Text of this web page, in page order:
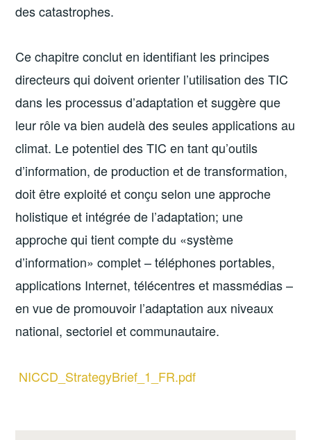
des catastrophes.
Ce chapitre conclut en identifiant les principes
directeurs qui doivent orienter l’utilisation des TIC
dans les processus d’adaptation et suggère que
leur rôle va bien au­delà des seules applications au
climat. Le potentiel des TIC en tant qu’outils
d’information, de production et de transformation,
doit être exploité et conçu selon une approche
holistique et intégrée de l’adaptation; une
approche qui tient compte du «système
d’information» complet – téléphones portables,
applications Internet, télécentres et mass­médias –
en vue de promouvoir l’adaptation aux niveaux
national, sectoriel et communautaire.
NICCD_StrategyBrief_1_FR.pdf